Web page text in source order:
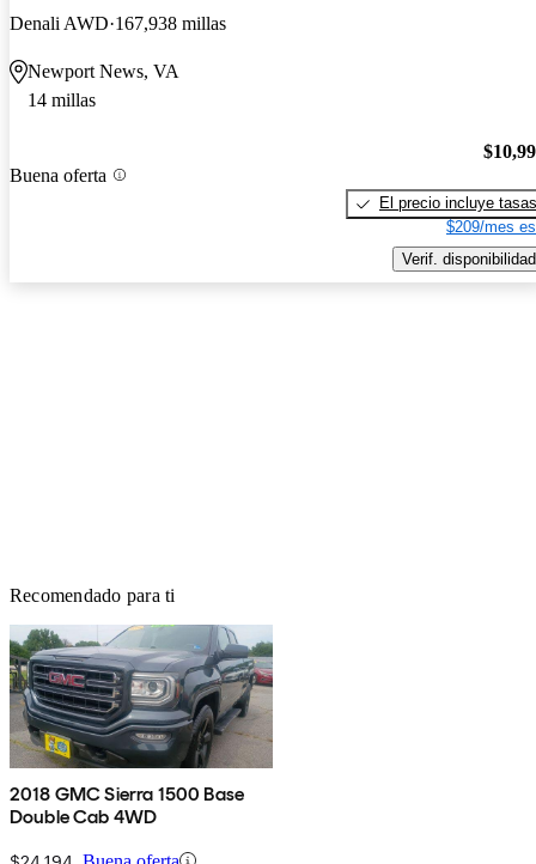
Denali AWD 167,938 millas
Newport News, VA
14 millas
Buena oferta
El precio incluye tasas
$209/mes
Verif. disponibilidad
Recomendado para ti
2018 GMC Sierra 1500 Base
Double Cab 4WD